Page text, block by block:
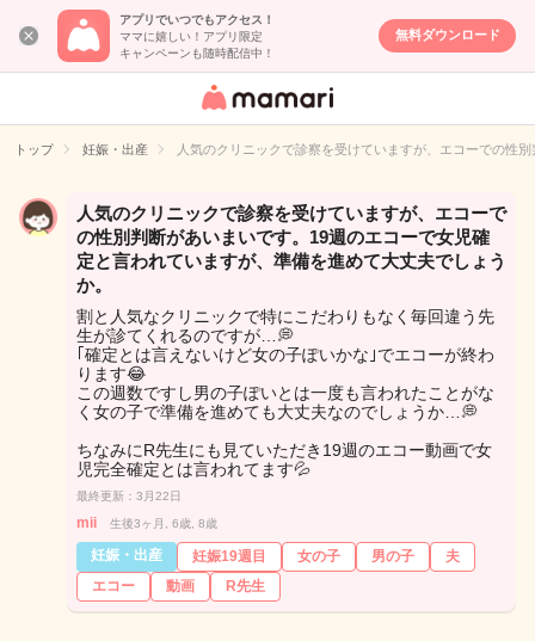
アプリでいつでもアクセス！
ママに嬉しい！アプリ限定
キャンペーンも随時配信中！
無料ダウンロード
女性専用匿名QA
イト
トップ 妊娠・出産 人気のクリニックで診察を受けていますが、エコーでの性
人気のクリニックで診察を受けていますが、エコーで
の性別判断があいまいです。19週のエコーで女児確
定と言われていますが、準備を進めて大丈夫でしょう
か。
割と人気なクリニックで特にこだわりもなく毎回違う先
生が診てくれるのですが…💭
｢確定とは言えないけど女の子ぽいかな｣でエコーが終わ
ります😂
この週数ですし男の子ぽいとは一度も言われたことがな
く女の子で準備を進めても大丈夫なのでしょうか…💭
ちなみにR先生にも見ていただき19週のエコー動画で女
児完全確定とは言われてます💦
最終更新：3月22日
mii 生後3ヶ月, 6歳, 8歳
妊娠・出産 妊娠19週目 女の子 男の子
夫
エコー
動画 R先生